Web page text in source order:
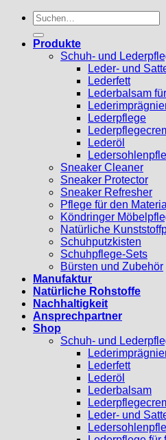
Suchen
nach:
Produkte
Schuh- und
Leder- und
Lederfett
Lederbalsam
Lederpflege
Lederöl
Sneaker Cleaner
Sneaker Protector
Sneaker Refresher
Pflege für den
Köndringer
Natürliche
Schuhputzkisten
Schuhpflege-Sets
Bürsten und Zubehör
Manufaktur
Natürliche Rohstoffe
Nachhaltigkeit
Ansprechpartner
Shop
Schuh- und
Lederfett
Lederöl
Lederbalsam
Leder- und